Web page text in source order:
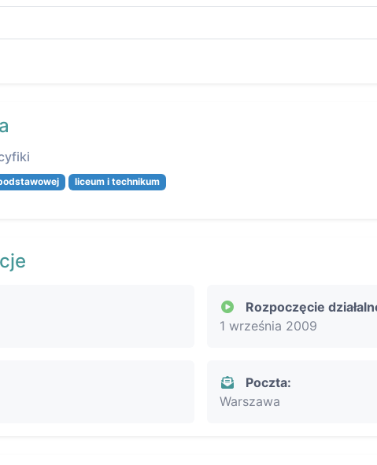
liceum i technikum
Rozpoczęcie
1 września 2009
Poczta:
Warszawa